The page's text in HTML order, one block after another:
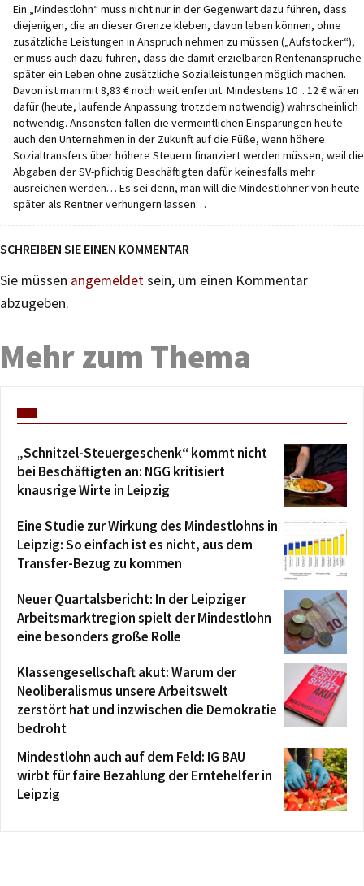
Ein „Mindestlohn“ muss nicht nur in der Gegenwart dazu führen, dass
diejenigen, die an dieser Grenze kleben, davon leben können, ohne
zusätzliche Leistungen in Anspruch nehmen zu müssen („Aufstocker“),
er muss auch dazu führen, dass die damit erzielbaren Rentenansprüche
später ein Leben ohne zusätzliche Sozialleistungen möglich machen.
Davon ist man mit 8,83 € noch weit enfertnt. Mindestens 10 .. 12 € wären
dafür (heute, laufende Anpassung trotzdem notwendig) wahrscheinlich
notwendig. Ansonsten fallen die vermeintlichen Einsparungen heute
auch den Unternehmen in der Zukunft auf die Füße, wenn höhere
Sozialtransfers über höhere Steuern finanziert werden müssen, weil die
Abgaben der SV-pflichtig Beschäftigten dafür keinesfalls mehr
ausreichen werden… Es sei denn, man will die Mindestlohner von heute
später als Rentner verhungern lassen…
SCHREIBEN SIE EINEN KOMMENTAR
Sie müssen angemeldetsein, um einen Kommentar
abzugeben.
Mehr zum Thema
„Schnitzel-Steuergeschenk“ kommt nicht
bei Beschäftigten an: NGG kritisiert
knausrige Wirte in Leipzig
Eine Studie zur Wirkung des Mindestlohns in
Leipzig: So einfach ist es nicht, aus dem
Transfer-Bezug zu kommen
Neuer Quartalsbericht: In der Leipziger
Arbeitsmarktregion spielt der Mindestlohn
eine besonders große Rolle
Klassengesellschaft akut: Warum der
Neoliberalismus unsere Arbeitswelt
zerstört hat und inzwischen die Demokratie
bedroht
Mindestlohn auch auf dem Feld: IG BAU
wirbt für faire Bezahlung der Erntehelfer in
Leipzig